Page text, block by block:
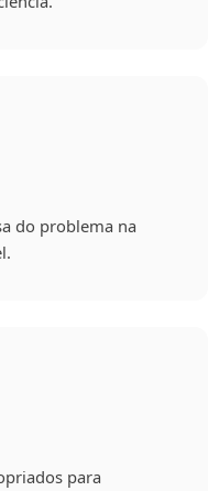
do problema na
para